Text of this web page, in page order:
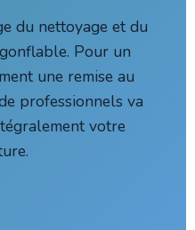
du nettoyage et du
Pour un
une remise au
professionnels va
votre